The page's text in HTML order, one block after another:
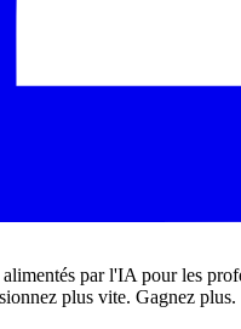
par l'IA pour les
plus vite. Gagnez plus.